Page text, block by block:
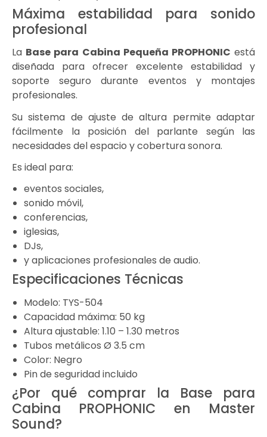
Máxima estabilidad para sonido
profesional
La Base para Cabina Pequeña PROPHONIC está
diseñada para ofrecer excelente estabilidad y
soporte seguro durante eventos y montajes
profesionales.
Su sistema de ajuste de altura permite adaptar
fácilmente la posición del parlante según las
necesidades del espacio y cobertura sonora.
Es ideal para:
eventos sociales,
sonido móvil,
conferencias,
iglesias,
DJs,
y aplicaciones profesionales de audio.
Especificaciones Técnicas
Modelo: TYS-504
Capacidad máxima: 50 kg
Altura ajustable: 1.10 – 1.30 metros
Tubos metálicos Ø 3.5 cm
Color: Negro
Pin de seguridad incluido
¿Por qué comprar la Base para
Cabina PROPHONIC en Master
Sound?